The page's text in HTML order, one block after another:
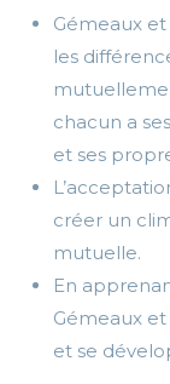
Gémeaux
les
chacun a
et ses
créer un
mutuelle.
En
Gémeaux
et se